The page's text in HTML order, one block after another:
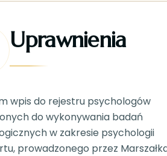
Uprawnienia
wpis do rejestru psychologów
do wykonywania badań
w zakresie psychologii
prowadzonego przez